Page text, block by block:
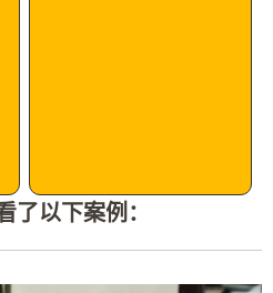
了以下案例：